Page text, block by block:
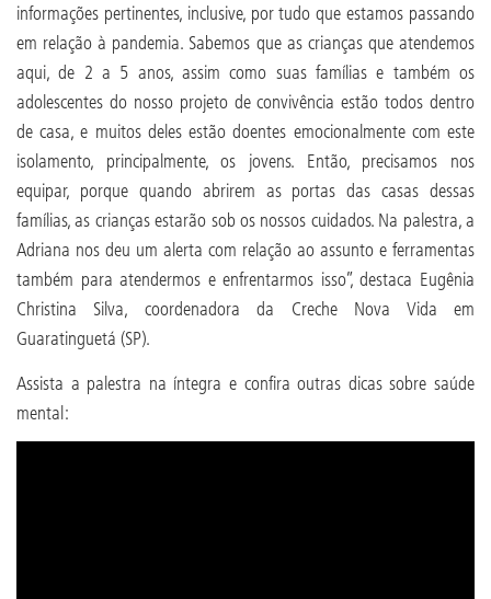
informações pertinentes, inclusive, por tudo que estamos passando
em relação à pandemia. Sabemos que as crianças que atendemos
aqui, de 2 a 5 anos, assim como suas famílias e também os
adolescentes do nosso projeto de convivência estão todos dentro
de casa, e muitos deles estão doentes emocionalmente com este
isolamento, principalmente, os jovens. Então, precisamos nos
equipar, porque quando abrirem as portas das casas dessas
famílias, as crianças estarão sob os nossos cuidados. Na palestra, a
Adriana nos deu um alerta com relação ao assunto e ferramentas
também para atendermos e enfrentarmos isso”, destaca Eugênia
Christina Silva, coordenadora da Creche Nova Vida em
Guaratinguetá (SP).
Assista a palestra na íntegra e confira outras dicas sobre saúde
mental: